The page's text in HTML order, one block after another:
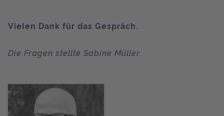
Vielen Dank für das Gespräch.
Die Fragen stellte Sabine Müller.